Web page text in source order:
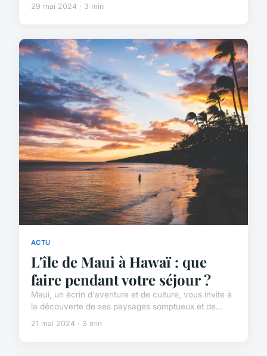
29 mai 2024 · 3 min
ACTU
L'île de Maui à Hawaï : que
faire pendant votre séjour ?
Maui, un écrin d'aventure et de culture, vous invite à
la découverte de ses paysages somptueux et de...
21 mai 2024 · 3 min